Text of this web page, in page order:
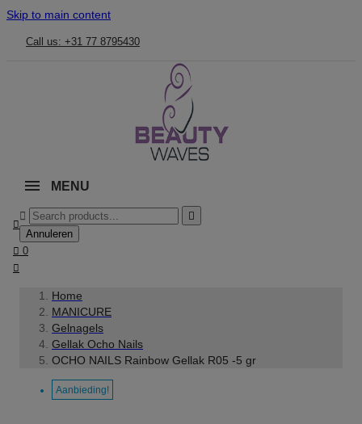
Skip to main content
Call us: +31 77 8795430
MENU



Annuleren
 0

Home
MANICURE
Gelnagels
Gellak Ocho Nails
OCHO NAILS Rainbow Gellak R05 -5 gr
Aanbieding!